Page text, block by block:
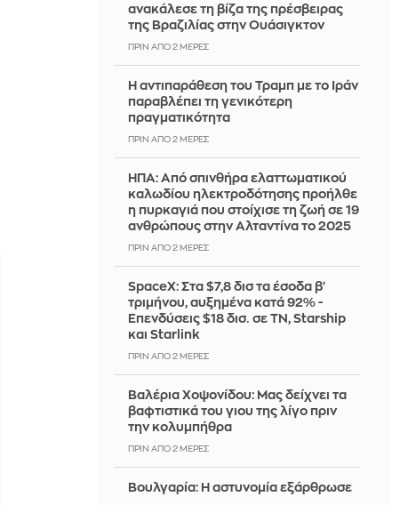
ανακάλεσε τη βίζα της πρέσβειρας
της Βραζιλίας στην Ουάσιγκτον
ΠΡΙΝ ΑΠΌ 2 ΜΈΡΕΣ
Η αντιπαράθεση του Τραμπ με το Ιράν
παραβλέπει τη γενικότερη
πραγματικότητα
ΠΡΙΝ ΑΠΌ 2 ΜΈΡΕΣ
ΗΠΑ: Από σπινθήρα ελαττωματικού
καλωδίου ηλεκτροδότησης προήλθε
η πυρκαγιά που στοίχισε τη ζωή σε 19
ανθρώπους στην Αλταντίνα το 2025
ΠΡΙΝ ΑΠΌ 2 ΜΈΡΕΣ
SpaceX: Στα $7,8 δισ τα έσοδα β'
τριμήνου, αυξημένα κατά 92% -
Επενδύσεις $18 δισ. σε ΤΝ, Starship
και Starlink
ΠΡΙΝ ΑΠΌ 2 ΜΈΡΕΣ
Βαλέρια Χοψονίδου: Μας δείχνει τα
βαφτιστικά του γιου της λίγο πριν
την κολυμπήθρα
ΠΡΙΝ ΑΠΌ 2 ΜΈΡΕΣ
Βουλγαρία: Η αστυνομία εξάρθρωσε